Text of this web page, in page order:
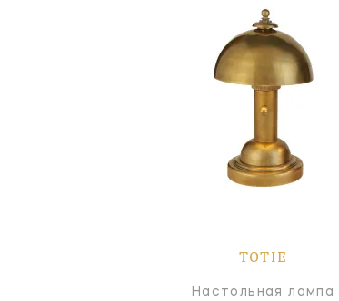
TOTIE
Настольная лампа